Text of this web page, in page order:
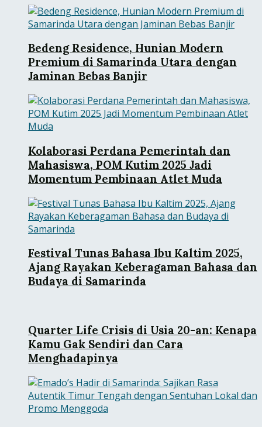
Bedeng Residence, Hunian Modern
Premium di Samarinda Utara dengan
Jaminan Bebas Banjir
Kolaborasi Perdana Pemerintah dan
Mahasiswa, POM Kutim 2025 Jadi
Momentum Pembinaan Atlet Muda
Festival Tunas Bahasa Ibu Kaltim 2025,
Ajang Rayakan Keberagaman Bahasa dan
Budaya di Samarinda
Quarter Life Crisis di Usia 20-an: Kenapa
Kamu Gak Sendiri dan Cara
Menghadapinya